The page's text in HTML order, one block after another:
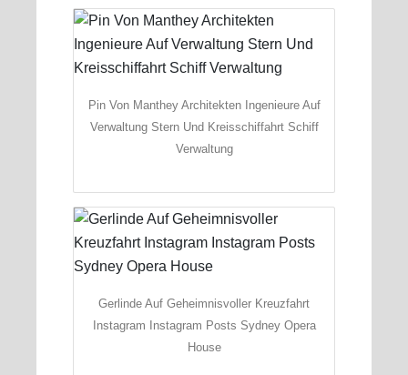
Pin Von Manthey Architekten Ingenieure Auf
Verwaltung Stern Und Kreisschiffahrt Schiff
Verwaltung
Gerlinde Auf Geheimnisvoller Kreuzfahrt
Instagram Instagram Posts Sydney Opera
House